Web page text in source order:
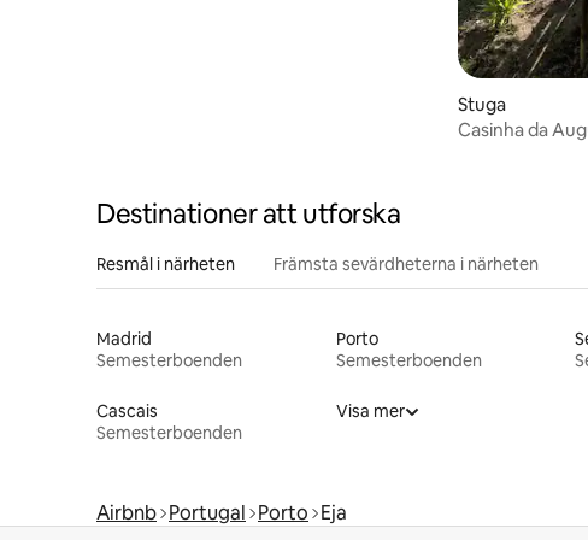
Stuga
Casinha da
Destinationer att utforska
Resmål i närheten Främsta sevärdheterna i närheten
Madrid
Semesterboenden
Porto
Semesterboenden
Cascais
Semesterboenden
Visa mer
Airbnb Portugal Porto Eja